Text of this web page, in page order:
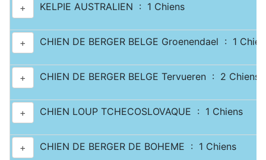
+
KELPIE AUSTRALIEN : 1 Chiens
+ CHIEN DE BERGER BELGE Groenendael : 1
+ CHIEN DE BERGER BELGE Tervueren : 2 Chiens
+ CHIEN LOUP TCHECOSLOVAQUE : 1 Chiens
+ CHIEN DE BERGER DE BOHEME : 1 Chiens